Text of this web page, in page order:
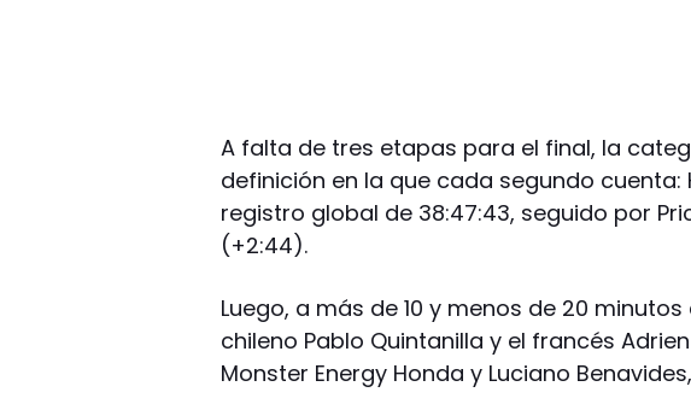
A falta de tres etapas para el final, la
definición en la que cada segundo
registro global de 38:47:43, seguido por
(+2:44).
Luego, a más de 10 y menos de 20
chileno Pablo Quintanilla y el francés
Monster Energy Honda y Luciano